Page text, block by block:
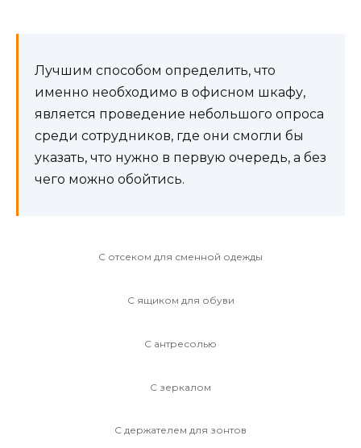
Лучшим способом определить, что
именно необходимо в офисном шкафу,
является проведение небольшого опроса
среди сотрудников, где они смогли бы
указать, что нужно в первую очередь, а без
чего можно обойтись.
С отсеком для сменной одежды
С ящиком для обуви
С антресолью
С зеркалом
С держателем для зонтов